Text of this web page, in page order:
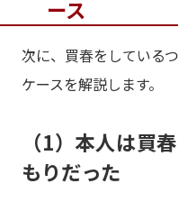
ース
次に、買春をしている
ケースを解説します。
（1）本人は買
もりだった